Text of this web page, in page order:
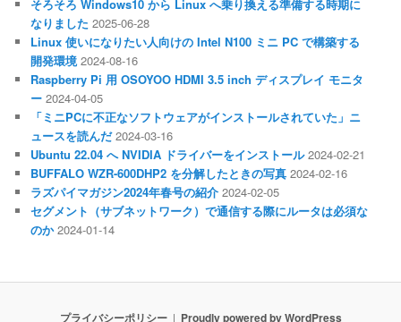
そろそろ Windows10 から Linux へ乗り換える準備する時期に
なりました 2025-06-28
Linux 使いになりたい人向けの Intel N100 ミニ PC で構築する
開発環境 2024-08-16
Raspberry Pi 用 OSOYOO HDMI 3.5 inch ディスプレイ モニタ
ー 2024-04-05
「ミニPCに不正なソフトウェアがインストールされていた」ニ
ュースを読んだ 2024-03-16
Ubuntu 22.04 へ NVIDIA ドライバーをインストール 2024-02-21
BUFFALO WZR-600DHP2 を分解したときの写真 2024-02-16
ラズパイマガジン2024年春号の紹介 2024-02-05
セグメント（サブネットワーク）で通信する際にルータは必須な
のか 2024-01-14
プライバシーポリシー Proudly powered by WordPress